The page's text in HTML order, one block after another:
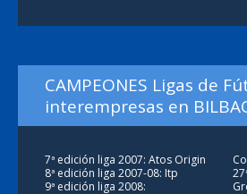
CAMPEONES Ligas de
interempresas en
7ª edición liga 2007: Atos Origin
8ª edición liga 2007-08: Itp
9ª edición liga 2008: